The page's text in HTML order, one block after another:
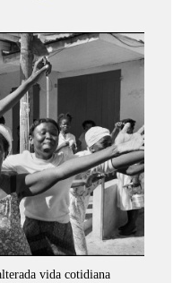
vida cotidiana